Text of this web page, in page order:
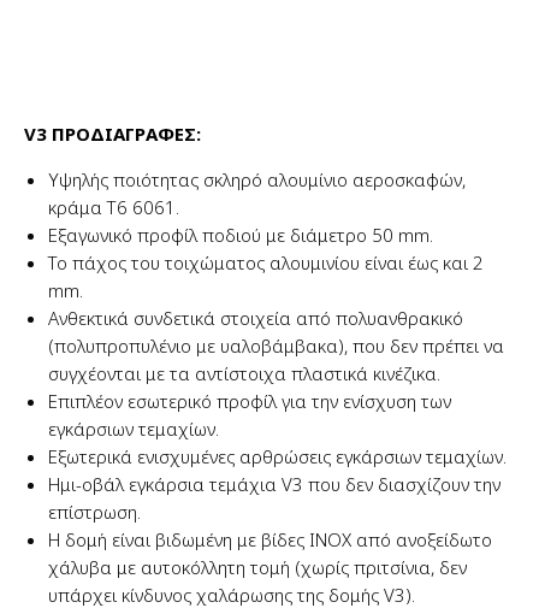
V3 ΠΡΟΔΙΑΓΡΑΦΕΣ:
Υψηλής ποιότητας σκληρό αλουμίνιο αεροσκαφών,
κράμα T6 6061.
Εξαγωνικό προφίλ ποδιού με διάμετρο 50 mm.
Το πάχος του τοιχώματος αλουμινίου είναι έως και 2
mm.
Ανθεκτικά συνδετικά στοιχεία από πολυανθρακικό
(πολυπροπυλένιο με υαλοβάμβακα), που δεν πρέπει να
συγχέονται με τα αντίστοιχα πλαστικά κινέζικα.
Επιπλέον εσωτερικό προφίλ για την ενίσχυση των
εγκάρσιων τεμαχίων.
Εξωτερικά ενισχυμένες αρθρώσεις εγκάρσιων τεμαχίων.
Ημι-οβάλ εγκάρσια τεμάχια V3 που δεν διασχίζουν την
επίστρωση.
Η δομή είναι βιδωμένη με βίδες INOX από ανοξείδωτο
χάλυβα με αυτοκόλλητη τομή (χωρίς πριτσίνια, δεν
υπάρχει κίνδυνος χαλάρωσης της δομής V3).